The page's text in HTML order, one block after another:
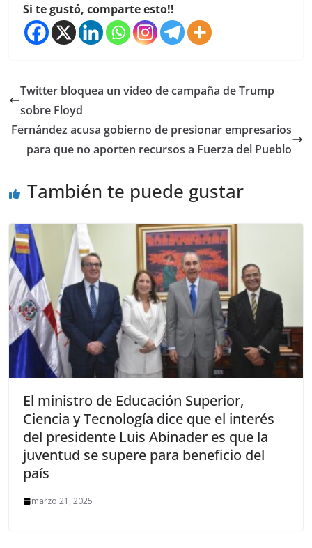
Si te gustó, comparte esto!!
Twitter bloquea un video de campaña de Trump
sobre Floyd
Fernández acusa gobierno de presionar empresarios
para que no aporten recursos a Fuerza del Pueblo
También te puede gustar
El ministro de Educación Superior,
Ciencia y Tecnología dice que el interés
del presidente Luis Abinader es que la
juventud se supere para beneficio del
país
marzo 21, 2025